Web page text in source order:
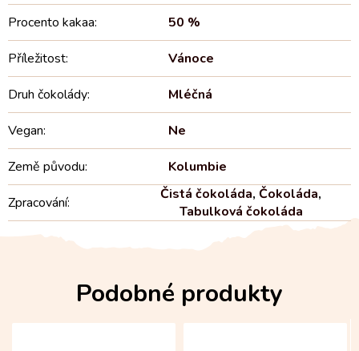
Procento kakaa: 50 %
Příležitost: Vánoce
Druh čokolády: Mléčná
Vegan: Ne
Země původu: Kolumbie
Zpracování: Čistá čokoláda,Čokoláda,
Tabulková čokoláda